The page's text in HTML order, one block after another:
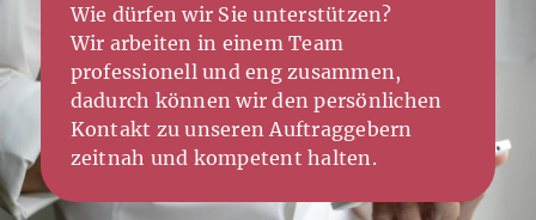
Wie dürfen wir Sie unterstützen?
Wir arbeiten in einem Team
professionell und eng zusammen,
dadurch können wir den persönlichen
Kontakt zu unseren Auftraggebern
zeitnah und kompetent halten.